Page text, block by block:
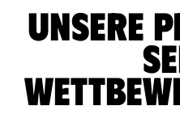
Unsere